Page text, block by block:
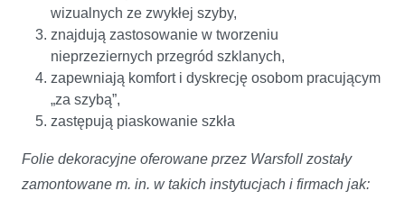
wizualnych ze zwykłej szyby,
znajdują zastosowanie w tworzeniu
nieprzeziernych przegród szklanych,
zapewniają komfort i dyskrecję osobom pracującym
„za szybą”,
zastępują piaskowanie szkła
Folie dekoracyjne oferowane przez Warsfoll zostały
zamontowane m. in. w takich instytucjach i firmach jak: